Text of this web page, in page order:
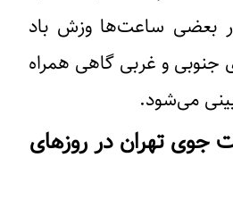
در بعضی ساعت‌ها وزش باد
و غربی گاهی همراه
می‌شود.
تهران در روزهای